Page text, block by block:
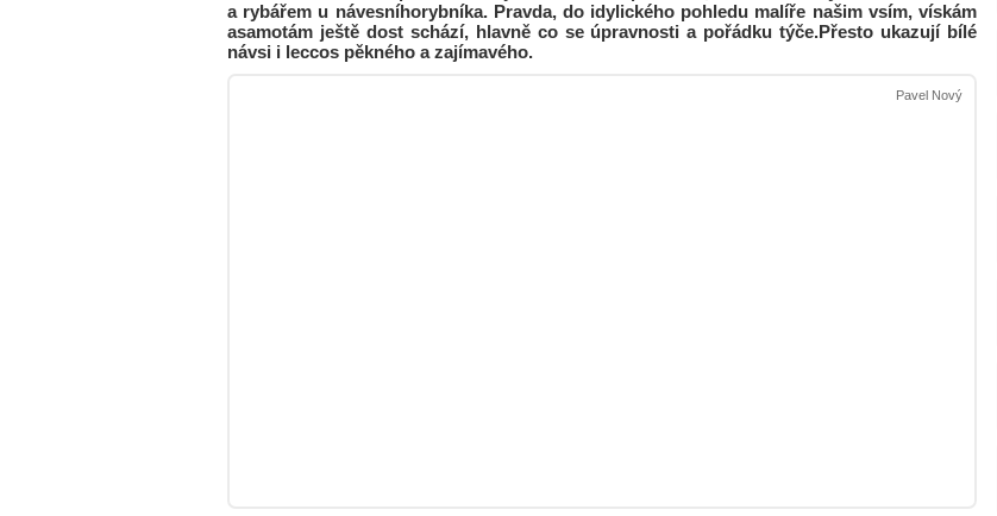
a rybářem u návesníhorybníka. Pravda, do idylického pohledu malíře našim vsím, vískám
asamotám ještě dost schází, hlavně co se úpravnosti a pořádku týče.Přesto ukazují bílé
návsi i leccos pěkného a zajímavého.
Pavel Nový